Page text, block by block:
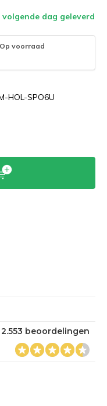
dag geleverd
Op voorraad
HOL-SPO6U
2.553 beoordelingen